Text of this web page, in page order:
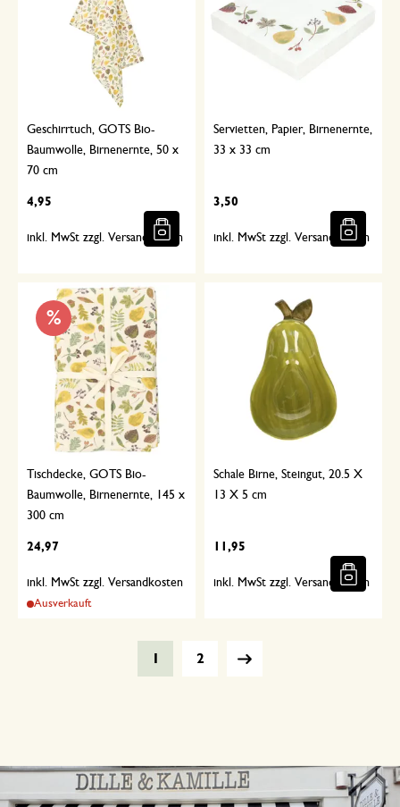
Geschirrtuch, GOTS Bio-
Baumwolle, Birnenernte, 50 x
70 cm
4,95
inkl. MwSt zzgl. Versandkosten
Servietten, Papier, Birnenernte,
33 x 33 cm
3,50
inkl. MwSt zzgl. Versandkosten
%
Tischdecke, GOTS Bio-
Baumwolle, Birnenernte, 145 x
300 cm
24,97
inkl. MwSt zzgl. Versandkosten
Ausverkauft
Schale Birne, Steingut, 20.5 X
13 X 5 cm
11,95
inkl. MwSt zzgl. Versandkosten
2